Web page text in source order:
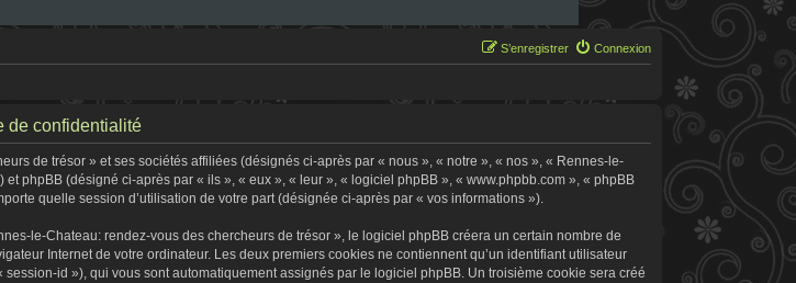
Connexion
S’enregistrer
de confidentialité
de trésor » et ses sociétés affiliées (désignés ci-après par « nous », « notre », « nos », « Rennes-le-
phpBB (désigné ci-après par « ils », « eux », « leur », « logiciel phpBB », « www.phpbb.com », « phpBB
quelle session d’utilisation de votre part (désignée ci-après par « vos informations »).
le-Chateau: rendez-vous des chercheurs de trésor », le logiciel phpBB créera un certain nombre de
Internet de votre ordinateur. Les deux premiers cookies ne contiennent qu’un identifiant utilisateur
id »), qui vous sont automatiquement assignés par le logiciel phpBB. Un troisième cookie sera créé